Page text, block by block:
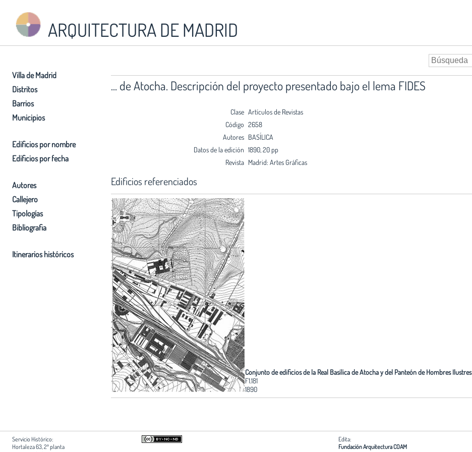
ARQUITECTURA DE MADRID
Villa de Madrid
Distritos
Barrios
Municipios
Edificios por nombre
Edificios por fecha
Autores
Callejero
Tipologías
Bibliografia
Itinerarios históricos
... de Atocha. Descripción del proyecto presentado bajo el lema FIDES
Clase Artículos de Revistas
Código 2658
Autores BASÍLICA
Datos de la edición 1890, 20 pp
Revista Madrid: Artes Gráficas
Edificios referenciados
Conjunto de edificios de la Real Basílica de Atocha y del Panteón de Hombres Ilustres
F1.181
1890
Servicio Histórico:
Hortaleza 63, 2ª planta
Edita:
Fundación Arquitectura COAM